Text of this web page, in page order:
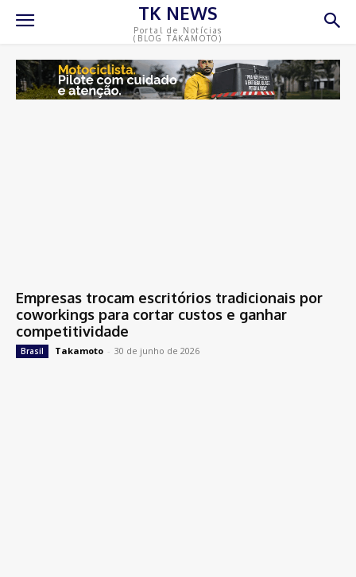
TK NEWS
Portal de Notícias
(BLOG TAKAMOTO)
Empresas trocam escritórios tradicionais por
coworkings para cortar custos e ganhar
competitividade
Brasil Takamoto - 30 de junho de 2026